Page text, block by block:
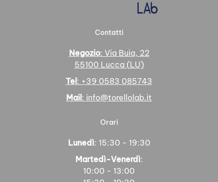
Contatti
Negozio: Via Buia, 22
55100 Lucca (LU)
Tel: +39 0583 085743
Mail: info@torellolab.it
Orari
Lunedì: 15:30 - 19:30
Martedì-Venerdì:
10:00 - 13:00